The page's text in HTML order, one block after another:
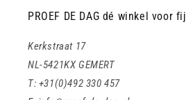
PROEF DE DAG dé winkel voor
Kerkstraat 17
NL-5421KX GEMERT
T: +31(0)492 330 457